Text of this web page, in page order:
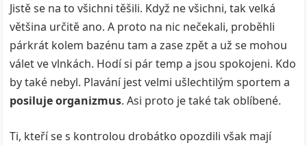
Jistě se na to všichni těšili. Když ne všichni, tak velká
většina určitě ano. A proto na nic nečekali, proběhli
párkrát kolem bazénu tam a zase zpět a už se mohou
válet ve vlnkách. Hodí si pár temp a jsou spokojeni. Kdo
by také nebyl. Plavání jest velmi ušlechtilým sportem a
posiluje organizmus. Asi proto je také tak oblíbené.
Ti, kteří se s kontrolou drobátko opozdili však mají